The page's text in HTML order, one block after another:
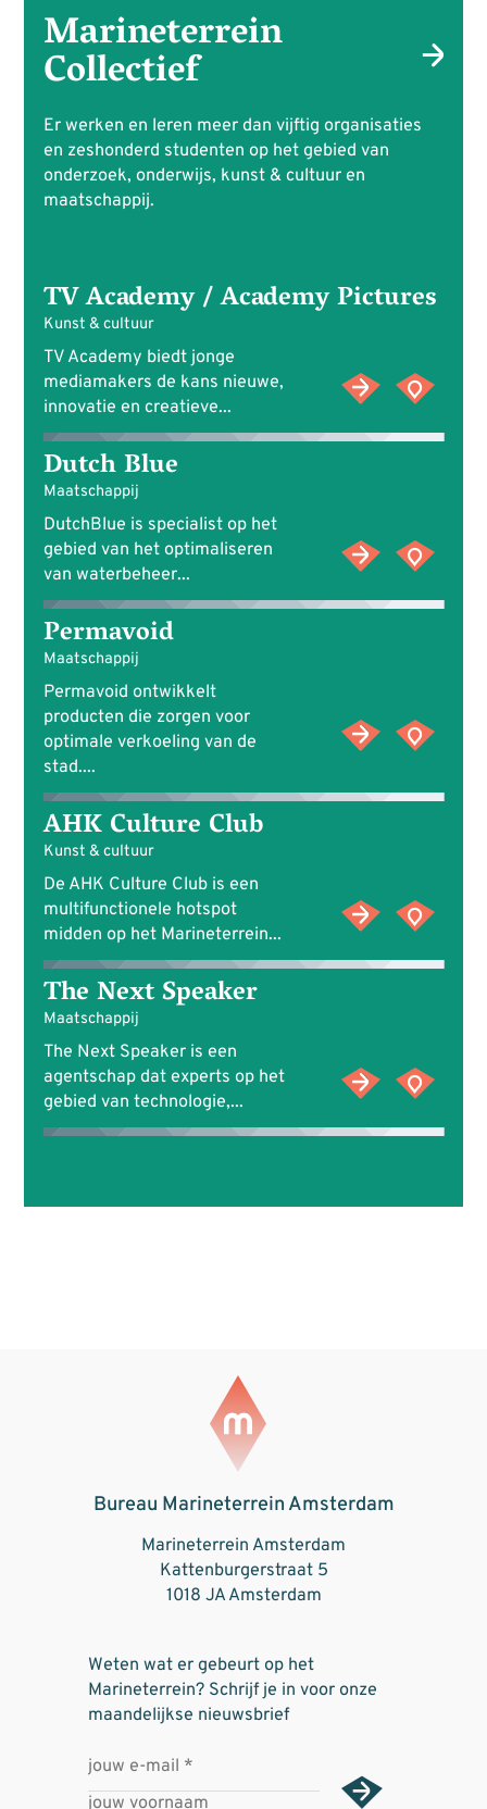
Marineterrein
Collectief
Er werken en leren meer dan vijftig organisaties
en zeshonderd studenten op het gebied van
onderzoek, onderwijs, kunst & cultuur en
maatschappij.
TV Academy / Academy Pictures
Kunst & cultuur
TV Academy biedt jonge
mediamakers de kans nieuwe,
innovatie en creatieve...
Dutch Blue
Maatschappij
DutchBlue is specialist op het
gebied van het optimaliseren
van waterbeheer...
Permavoid
Maatschappij
Permavoid ontwikkelt
producten die zorgen voor
optimale verkoeling van de
stad....
AHK Culture Club
Kunst & cultuur
De AHK Culture Club is een
multifunctionele hotspot
midden op het Marineterrein...
The Next Speaker
Maatschappij
The Next Speaker is een
agentschap dat experts op het
gebied van technologie,...
Bureau Marineterrein Amsterdam
Marineterrein Amsterdam
Kattenburgerstraat 5
1018 JA Amsterdam
Weten wat er gebeurt op het
Marineterrein? Schrijf je in voor onze
maandelijkse nieuwsbrief